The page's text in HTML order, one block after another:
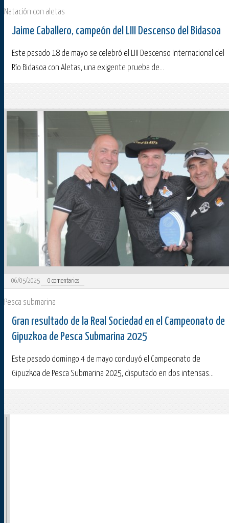
Natación con aletas
Jaime Caballero, campeón del LIII Descenso del Bidasoa
Este pasado 18 de mayo se celebró el LIII Descenso Internacional del
Río Bidasoa con Aletas, una exigente prueba de...
06/05/2025 0 comentarios
Pesca submarina
Gran resultado de la Real Sociedad en el Campeonato de
Gipuzkoa de Pesca Submarina 2025
Este pasado domingo 4 de mayo concluyó el Campeonato de
Gipuzkoa de Pesca Submarina 2025, disputado en dos intensas...